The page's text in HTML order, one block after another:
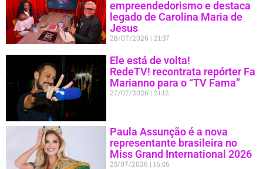
empreendedorismo e destaca
legado de Carolina Maria de
Jesus
28/07/2026 21:37
Ele está de volta!
RedeTV! recontrata repórter Fa
Marianno para o “TV Fama”
27/07/2026 21:12
Paula Assunção é a nova
representante brasileira no
Miss Grand International 2026
25/07/2026 16:46